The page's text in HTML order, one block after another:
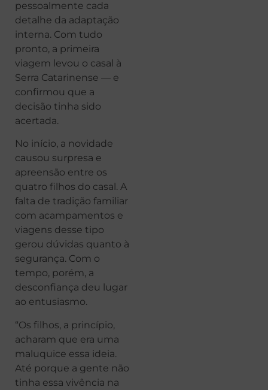
pessoalmente cada
detalhe da adaptação
interna. Com tudo
pronto, a primeira
viagem levou o casal à
Serra Catarinense — e
confirmou que a
decisão tinha sido
acertada.
No início, a novidade
causou surpresa e
apreensão entre os
quatro filhos do casal. A
falta de tradição familiar
com acampamentos e
viagens desse tipo
gerou dúvidas quanto à
segurança. Com o
tempo, porém, a
desconfiança deu lugar
ao entusiasmo.
“Os filhos, a princípio,
acharam que era uma
maluquice essa ideia.
Até porque a gente não
tinha essa vivência na